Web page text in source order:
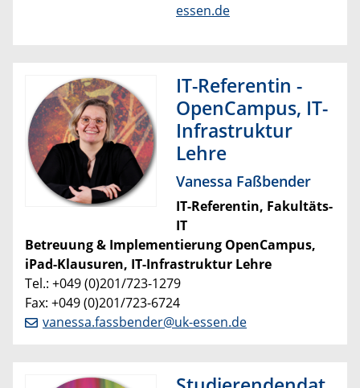
essen.de
IT-Referentin -
OpenCampus, IT-
Infrastruktur
Lehre
Vanessa Faßbender
IT-Referentin, Fakultäts-
IT
Betreuung & Implementierung OpenCampus,
iPad-Klausuren, IT-Infrastruktur Lehre
Tel.: +049 (0)201/723-1279
Fax: +049 (0)201/723-6724
vanessa.fassbender@uk-essen.de